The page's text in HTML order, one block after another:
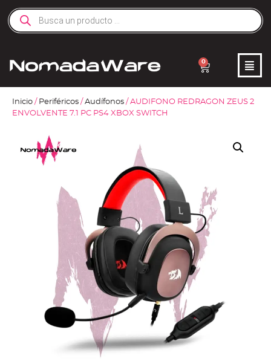
0
Inicio / Periféricos / Audífonos / AUDIFONO REDRAGON ZEUS 2
ENVOLVENTE 7.1 PC PS4 XBOX SWITCH